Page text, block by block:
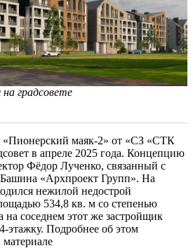
градсовете
«Пионерский маяк-2» от «СЗ «СТК
в апреле 2025 года. Концепцию
Фёдор Лученко, связанный с
«Архпроект Групп». На
нежилой недострой
534,8 кв. м со степенью
на соседнем этот же застройщик
этажку. Подробнее об этом